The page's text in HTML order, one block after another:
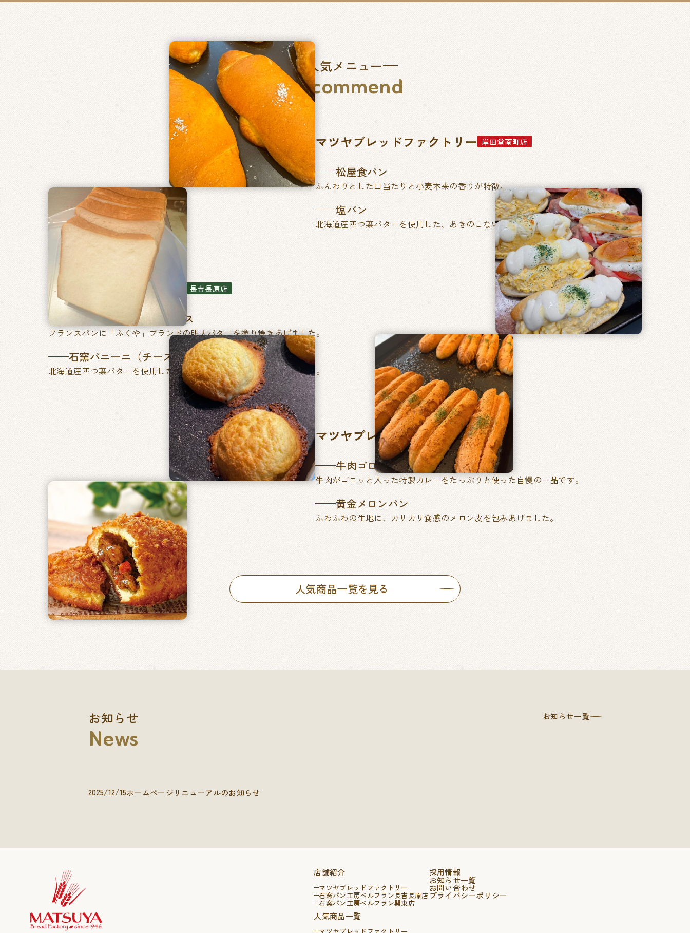
人気メニュー
Recommend
マツヤブレッドファクトリー 岸田堂南町店
松屋食パン
ふんわりとした口当たりと小麦本来の香りが特徴。
塩パン
北海道産四つ葉バターを使用した、あきのこない毎日食べたくなるパン。
石窯パン工房ベルフラン 長吉長原店
特製ふくやの明太フランス
フランスパンに「ふくや」ブランドの明太バターを塗り焼きあげました。
石窯パニーニ（チーズ&たまご／ベーコントマト）
北海道産四つ葉バターを使用した、あきのこない毎日食べたくなるパン。
マツヤブレッドファクトリー 巽東店
牛肉ゴロッとカレーパン
牛肉がゴロッと入った特製カレーをたっぷりと使った自慢の一品です。
黄金メロンパン
ふわふわの生地に、カリカリ食感のメロン皮を包みあげました。
人気商品一覧を見る
お知らせ
News
お知らせ一覧
2025/12/15ホームページリニューアルのお知らせ
店舗紹介
マツヤブレッドファクトリー
石窯パン工房ベルフラン長吉長原店
石窯パン工房ベルフラン巽東店
人気商品一覧
採用情報
お知らせ一覧
お問い合わせ
プライバシーポリシー